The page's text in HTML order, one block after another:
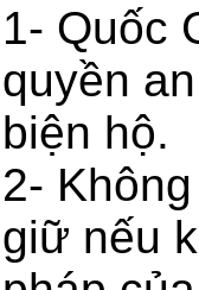
1- Quốc
quyền
biện hộ.
2-
giữ nếu